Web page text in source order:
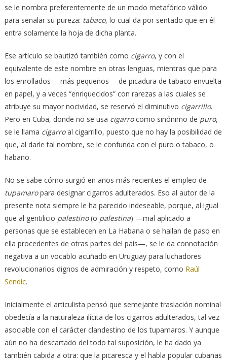
se le nombra preferentemente de un modo metafórico válido
para señalar su pureza: tabaco, lo cual da por sentado que en él
entra solamente la hoja de dicha planta.
Ese artículo se bautizó también como cigarro, y con el
equivalente de este nombre en otras lenguas, mientras que para
los enrollados —más pequeños— de picadura de tabaco envuelta
en papel, y a veces “enriquecidos” con rarezas a las cuales se
atribuye su mayor nocividad, se reservó el diminutivo cigarrillo.
Pero en Cuba, donde no se usa cigarrocomo sinónimo de puro,
se le llama cigarroal cigarrillo, puesto que no hay la posibilidad de
que, al darle tal nombre, se le confunda con el puro o tabaco, o
habano.
No se sabe cómo surgió en años más recientes el empleo de
tupamaropara designar cigarros adulterados. Eso al autor de la
presente nota siempre le ha parecido indeseable, porque, al igual
que al gentilicio palestino(o palestina) —mal aplicado a
personas que se establecen en La Habana o se hallan de paso en
ella procedentes de otras partes del país—, se le da connotación
negativa a un vocablo acuñado en Uruguay para luchadores
revolucionarios dignos de admiración y respeto, como Raúl
Sendic.
Inicialmente el articulista pensó que semejante traslación nominal
obedecía a la naturaleza ilícita de los cigarros adulterados, tal vez
asociable con el carácter clandestino de los tupamaros. Y aunque
aún no ha descartado del todo tal suposición, le ha dado ya
también cabida a otra: que la picaresca y el habla popular cubanas